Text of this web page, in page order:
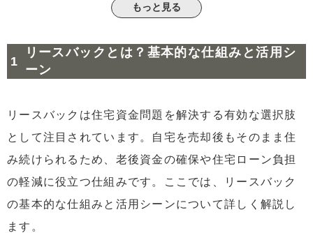
契約者条件：年齢や収入に関する要件
リースバック審査に落ちる理由と対策
3.1物件の価値が低い
3.3 ローン残債が物件価値を上回る
3.4 名義人全員の同意が得られない
4複数社への相見積もりで最良条件を引き出すコツ
5リースバック後の選択肢と将来設計
もっと見る
リースバックとは？基本的な仕組みと活用シ
ーン
リースバックは住宅資金問題を解決する有効な選択肢
として注目されています。自宅を売却後もそのまま住
み続けられるため、老後資金の確保や住宅ローン負担
の軽減に役立つ仕組みです。ここでは、リースバック
の基本的な仕組みと活用シーンについて詳しく解説し
ます。